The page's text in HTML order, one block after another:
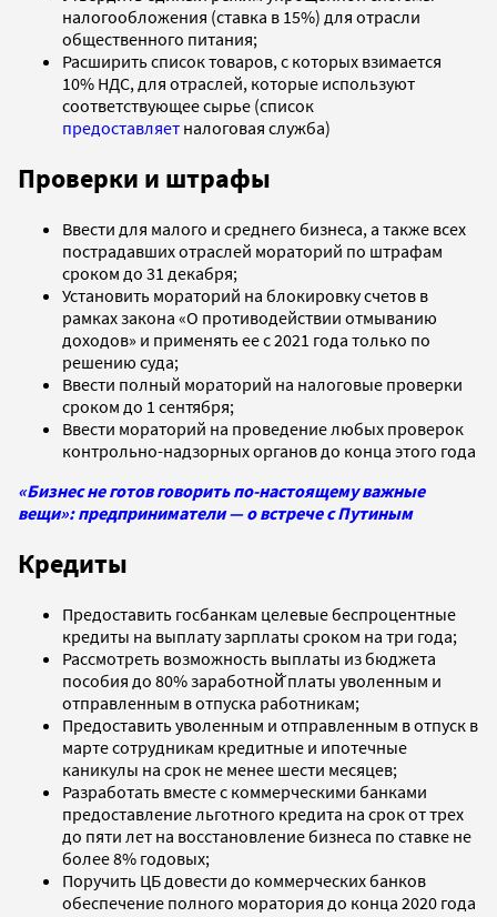
налогообложения (ставка в 15%) для отрасли
общественного питания;
Расширить список товаров, с которых взимается
10% НДС, для отраслей, которые используют
соответствующее сырье (список
предоставляет налоговая служба)
Проверки и штрафы
Ввести для малого и среднего бизнеса, а также всех
пострадавших отраслей мораторий по штрафам
сроком до 31 декабря;
Установить мораторий на блокировку счетов в
рамках закона «О противодействии отмыванию
доходов» и применять ее с 2021 года только по
решению суда;
Ввести полный мораторий на налоговые проверки
сроком до 1 сентября;
Ввести мораторий на проведение любых проверок
контрольно-надзорных органов до конца этого года
«Бизнес не готов говорить по-настоящему важные
вещи»: предприниматели — о встрече с Путиным
Кредиты
Предоставить госбанкам целевые беспроцентные
кредиты на выплату зарплаты сроком на три года;
Рассмотреть возможность выплаты из бюджета
пособия до 80% заработной̆ платы уволенным и
отправленным в отпуска работникам;
Предоставить уволенным и отправленным в отпуск в
марте сотрудникам кредитные и ипотечные
каникулы на срок не менее шести месяцев;
Разработать вместе с коммерческими банками
предоставление льготного кредита на срок от трех
до пяти лет на восстановление бизнеса по ставке не
более 8% годовых;
Поручить ЦБ довести до коммерческих банков
обеспечение полного моратория до конца 2020 года